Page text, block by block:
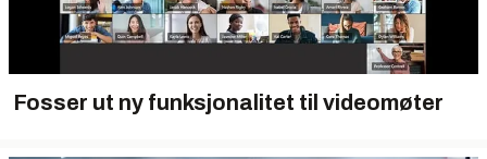
Fosser ut ny funksjonalitet til videomøter